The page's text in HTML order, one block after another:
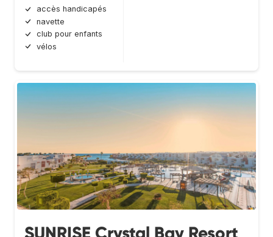
accès handicapés
navette
club pour enfants
vélos